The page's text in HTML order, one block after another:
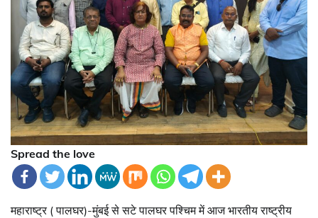
Spread the love
महाराष्ट्र ( पालघर)-मुंबई से सटे पालघर पश्चिम में आज भारतीय राष्ट्रीय